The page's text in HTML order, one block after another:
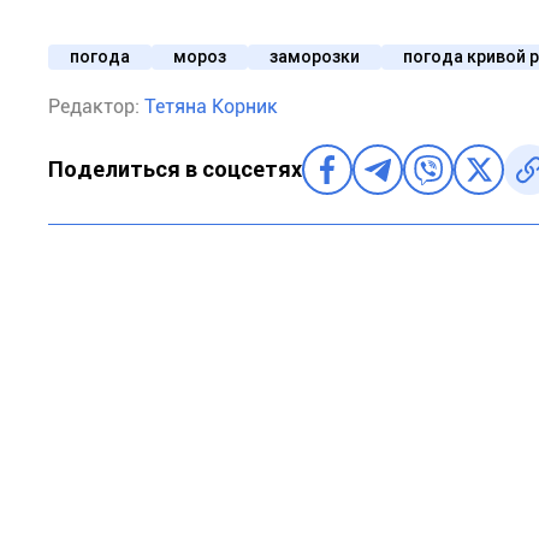
погода мороз заморозки погода кривой
Редактор: Тетяна Корник
Поделиться в соцсетях